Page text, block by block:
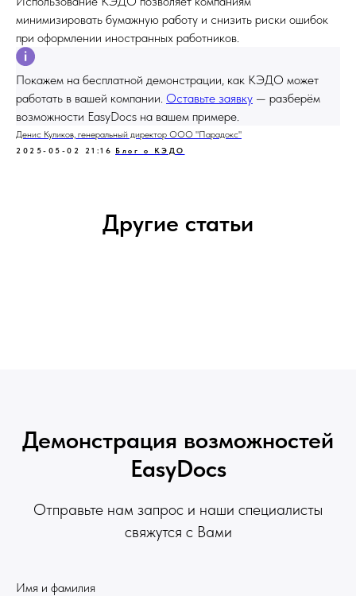
минимизировать бумажную работу и снизить риски ошибок
при оформлении иностранных работников.
Покажем на бесплатной демонстрации, как КЭДО может
работать в вашей компании. Оставьте заявку — разберём
возможности EasyDocs на вашем примере.
Денис Куликов, генеральный директор ООО "Парадокс"
2025-05-02 21:16 Блог о КЭДО
Другие статьи
Демонстрация возможностей
EasyDocs
Отправьте нам запрос и наши специалисты
свяжутся с Вами
Имя и фамилия